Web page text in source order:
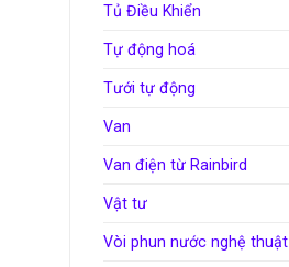
Tủ Điều Khiển
Tự động hoá
Tưới tự động
Van
Van điện từ Rainbird
Vật tư
Vòi phun nước nghệ thuật